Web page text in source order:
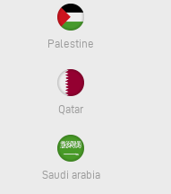
Palestine
Qatar
Saudi arabia